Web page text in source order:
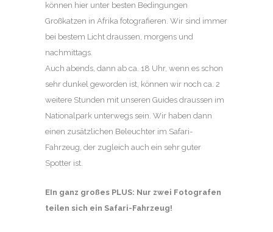
können hier unter besten Bedingungen
Großkatzen in Afrika fotografieren. Wir sind immer
bei bestem Licht draussen, morgens und
nachmittags.
Auch abends, dann ab ca. 18 Uhr, wenn es schon
sehr dunkel geworden ist, können wir noch ca. 2
weitere Stunden mit unseren Guides draussen im
Nationalpark unterwegs sein. Wir haben dann
einen zusätzlichen Beleuchter im Safari-
Fahrzeug, der zugleich auch ein sehr guter
Spotter ist.
EIn ganz großes PLUS: Nur zwei Fotografen
teilen sich ein Safari-Fahrzeug!